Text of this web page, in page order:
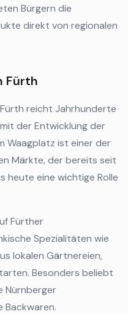
Bürgern die
direkt von regionalen
Fürth
reicht Jahrhunderte
der Entwicklung der
Waagplatz ist einer der
Märkte, der bereits seit
eine wichtige Rolle
Fürther
Spezialitäten wie
lokalen Gärtnereien,
Besonders beliebt
Nürnberger